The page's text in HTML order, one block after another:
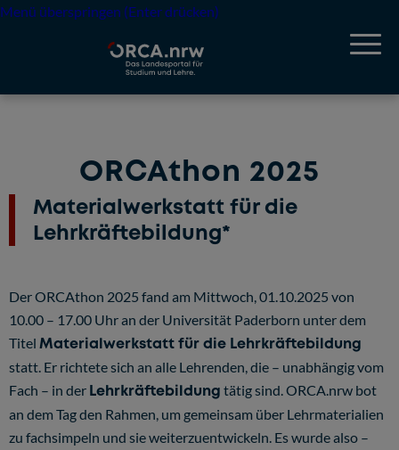
Menü überspringen (Enter drücken)
ORCAthon 2025
Materialwerkstatt für die
Lehrkräftebildung*
DerORCAthon 2025 fand am Mittwoch, 01.10.2025 von
10.00 – 17.00 Uhr an der Universität Paderborn unter dem
Titel Materialwerkstatt für die Lehrkräftebildung
statt. Er richtete sich an alle Lehrenden, die – unabhängig vom
Fach – in der Lehrkräftebildung tätig sind. ORCA.nrw bot
an dem Tag den Rahmen, um gemeinsam über Lehrmaterialien
zu fachsimpeln und sie weiterzuentwickeln. Es wurde also –